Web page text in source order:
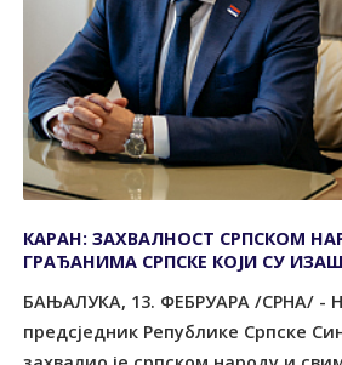
КАРАН: ЗАХВАЛНОСТ СРПСКОМ
ГРАЂАНИМА СРПСКЕ КОЈИ СУ
БАЊАЛУКА, 13. ФЕБРУАРА /СРНА/ -
предсједник Републике Српске